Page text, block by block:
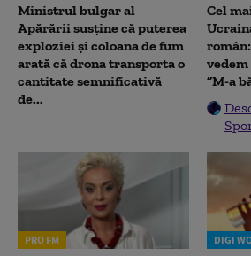
Ministrul bulgar al
Apărării susține că puterea
exploziei și coloana de fum
arată că drona transporta o
cantitate semnificativă
de...
Cel
vedem
”M-a
PRO FM DIGI